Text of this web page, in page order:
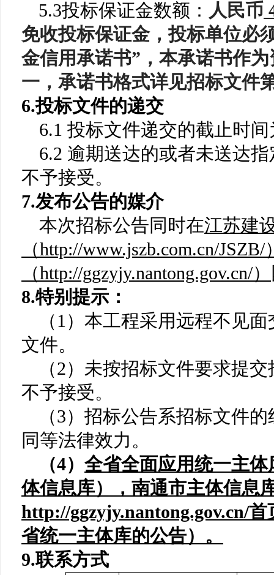
5.3投标保证金数额： 人民币
免收投标保证金，投标单位必
金信用承诺书”，本承诺书作
一，承诺书格式详见招标文件
6.投标文件的递交
6.1 投标文件递交的截止时间
6.2 逾期送达的或者未送达
不予接受。
7.发布公告的媒介
本次招标公告同时在江苏建
（http://www.jszb.com.cn/
（http://ggzyjy.nantong.gov.cn/）
8.特别提示：
（1）本工程采用远程不见
文件。
（2）未按招标文件要求提
不予接受。
（3）招标公告系招标文件
同等法律效力。
（4）全省全面应用统一主
体信息库），南通市主体信息
http://ggzyjy.nantong.gov.cn/
省统一主体库的公告）。
9.联系方式